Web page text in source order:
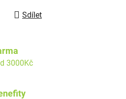
Sdílet
3000Kč